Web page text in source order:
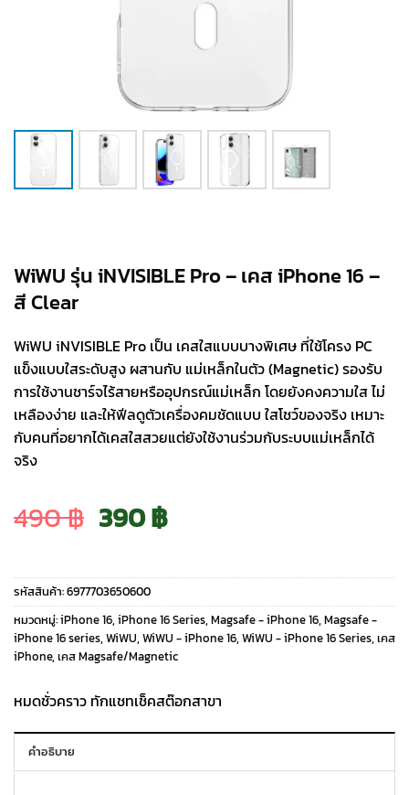
WiWU รุ่น iNVISIBLE Pro – เคส iPhone 16 –
สี Clear
WiWU iNVISIBLE Pro เป็น เคสใสแบบบางพิเศษ ที่ใช้โครง PC
แข็งแบบใสระดับสูง ผสานกับ แม่เหล็กในตัว (Magnetic) รองรับ
การใช้งานชาร์จไร้สายหรืออุปกรณ์แม่เหล็ก โดยยังคงความใส ไม่
เหลืองง่าย และให้ฟีลดูตัวเครื่องคมชัดแบบ ใสโชว์ของจริง เหมาะ
กับคนที่อยากได้เคสใสสวยแต่ยังใช้งานร่วมกับระบบแม่เหล็กได้
จริง
490฿ Original
price
was:
490 ฿.
390฿Current
price
is:
390 ฿.
รหัสสินค้า:6977703650600
หมวดหมู่:iPhone 16, iPhone 16 Series, Magsafe - iPhone 16, Magsafe -
iPhone 16 series, WiWU, WiWU - iPhone 16, WiWU - iPhone 16 Series, เคส
iPhone, เคส Magsafe/Magnetic
หมดชั่วคราว ทักแชทเช็คสต๊อกสาขา
คำอธิบาย